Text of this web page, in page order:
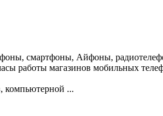
смартфоны, Айфоны,
работы магазинов мобильных
компьютерной ...